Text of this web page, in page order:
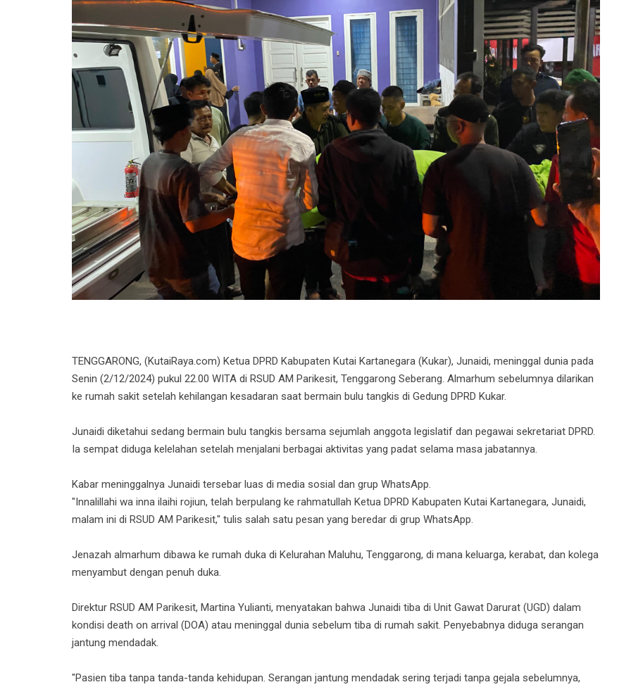
TENGGARONG, (KutaiRaya.com) Ketua DPRD Kabupaten Kutai Kartanegara (Kukar), Junaidi, meninggal dunia pada
Senin (2/12/2024) pukul 22.00 WITA di RSUD AM Parikesit, Tenggarong Seberang. Almarhum sebelumnya dilarikan
ke rumah sakit setelah kehilangan kesadaran saat bermain bulu tangkis di Gedung DPRD Kukar.
Junaidi diketahui sedang bermain bulu tangkis bersama sejumlah anggota legislatif dan pegawai sekretariat DPRD.
Ia sempat diduga kelelahan setelah menjalani berbagai aktivitas yang padat selama masa jabatannya.
Kabar meninggalnya Junaidi tersebar luas di media sosial dan grup WhatsApp.
"Innalillahi wa inna ilaihi rojiun, telah berpulang ke rahmatullah Ketua DPRD Kabupaten Kutai Kartanegara, Junaidi,
malam ini di RSUD AM Parikesit," tulis salah satu pesan yang beredar di grup WhatsApp.
Jenazah almarhum dibawa ke rumah duka di Kelurahan Maluhu, Tenggarong, di mana keluarga, kerabat, dan kolega
menyambut dengan penuh duka.
Direktur RSUD AM Parikesit, Martina Yulianti, menyatakan bahwa Junaidi tiba di Unit Gawat Darurat (UGD) dalam
kondisi death on arrival (DOA) atau meninggal dunia sebelum tiba di rumah sakit. Penyebabnya diduga serangan
jantung mendadak.
"Pasien tiba tanpa tanda-tanda kehidupan. Serangan jantung mendadak sering terjadi tanpa gejala sebelumnya,